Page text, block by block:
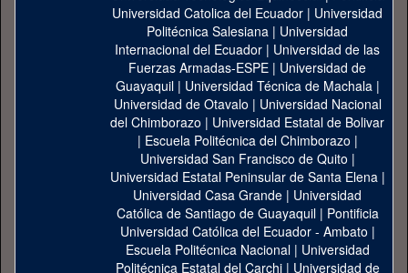
Universidad Catolica del Ecuador | Universidad
Politécnica Salesiana | Universidad
Internacional del Ecuador | Universidad de las
Fuerzas Armadas-ESPE | Universidad de
Guayaquil| Universidad Técnica de Machala|
Universidad de Otavalo | Universidad Nacional
del Chimborazo | Universidad Estatal de Bolivar
| Escuela Politécnica del Chimborazo |
Universidad San Francisco de Quito |
Universidad Estatal Peninsular de Santa Elena|
Universidad Casa Grande | Universidad
Católica de Santiago de Guayaquil| Pontificia
Universidad Católica del Ecuador - Ambato |
Escuela Politécnica Nacional| Universidad
Politécnica Estatal del Carchi| Universidad de